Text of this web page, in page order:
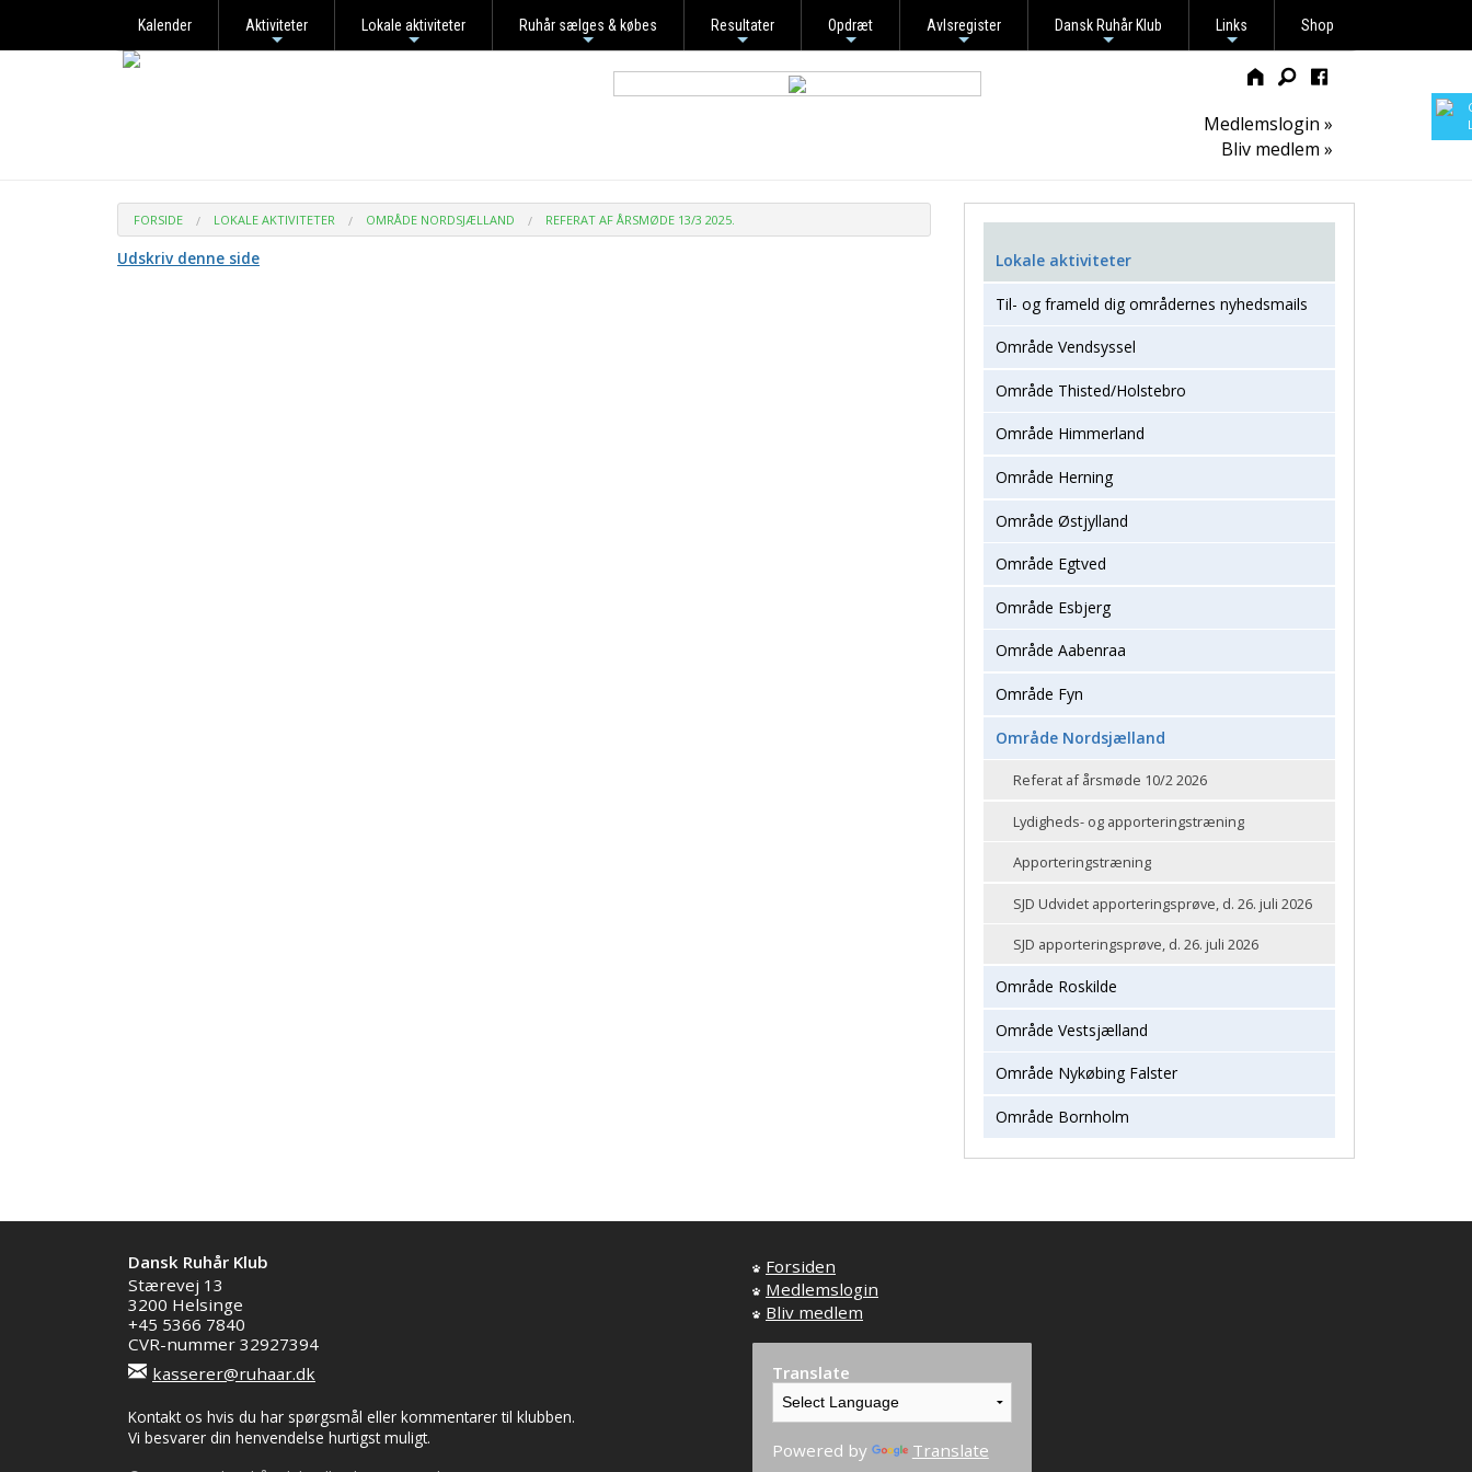
Kalender Aktiviteter Lokale aktiviteter Ruhår sælges & købes Resultater Opdræt Avlsregister Dansk Ruhår Klub Links Shop
Medlemslogin »
Bliv medlem »
FORSIDE LOKALE AKTIVITETER OMRÅDE NORDSJÆLLAND REFERAT AF ÅRSMØDE 13/3 2025.
Udskriv denne side Lokale aktiviteter
Til- og frameld dig områdernes nyhedsmails
Område Vendsyssel
Område Thisted/Holstebro
Område Himmerland
Område Herning
Område Østjylland
Område Egtved
Område Esbjerg
Område Aabenraa
Område Fyn
Område Nordsjælland
Referat af årsmøde 10/2 2026
Lydigheds- og apporteringstræning
Apporteringstræning
SJD Udvidet apporteringsprøve, d. 26. juli 2026
SJD apporteringsprøve, d. 26. juli 2026
Område Roskilde
Område Vestsjælland
Område Nykøbing Falster
Område Bornholm
Dansk Ruhår Klub
Stærevej 13
3200 Helsinge
+45 5366 7840
CVR-nummer 32927394
kasserer@ruhaar.dk
Kontakt os hvis du har spørgsmål eller kommentarer til klubben.
Vi besvarer din henvendelse hurtigst muligt.
Forsiden
Medlemslogin
Bliv medlem
Translate
Powered by Translate